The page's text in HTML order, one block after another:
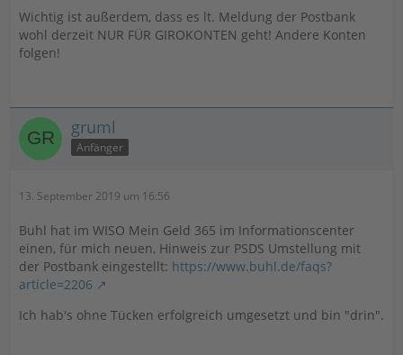
Wichtig ist außerdem, dass es lt. Meldung der Postbank
wohl derzeit NUR FÜR GIROKONTEN geht! Andere Konten
folgen!
gruml
Anfänger
13. September 2019 um 16:56
Buhl hat im WISO Mein Geld 365 im Informationscenter
einen, für mich neuen, Hinweis zur PSDS Umstellung mit
der Postbank eingestellt: https://www.buhl.de/faqs?
article=2206
Ich hab's ohne Tücken erfolgreich umgesetzt und bin "drin".